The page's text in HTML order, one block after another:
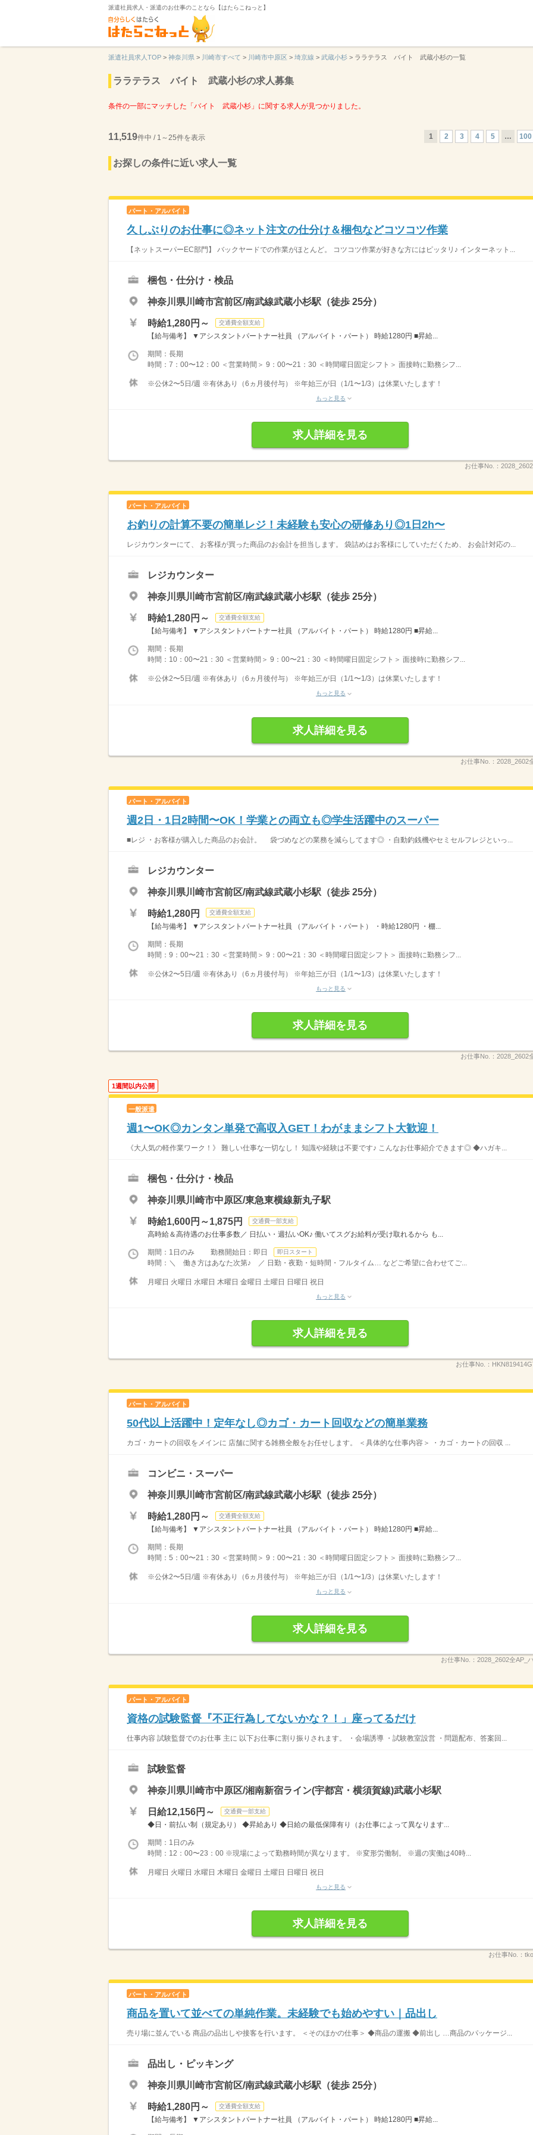
派遣社員求人・派遣のお仕事のことなら【はたらこねっと】
派遣社員求人TOP > 神奈川県 > 川崎市すべて > 川崎市中原区 > 埼京線 > 武蔵小杉 > ララテラス バイト 武蔵小杉の一覧
ララテラス バイト 武蔵小杉の求人募集
条件の一部にマッチした「バイト 武蔵小杉」に関する求人が見つかりました。
11,519件中 / 1～25件を表示 1 2 3 4 5 … 100
お探しの条件に近い求人一覧
パート・アルバイト
久しぶりのお仕事に◎ネット注文の仕分け＆梱包などコツコツ作業
【ネットスーパーEC部門】 バックヤードでの作業がほとんど。 コツコツ作業が好きな方にはピッタリ♪ インターネット...
梱包・仕分け・検品
神奈川県川崎市宮前区/南武線武蔵小杉駅（徒歩 25分）
時給1,280円～ 交通費全額支給
【給与備考】 ▼アシスタントパートナー社員 （アルバイト・パート） 時給1280円 ■昇給...
期間：長期
時間：7：00〜12：00 ＜営業時間＞ 9：00〜21：30 ＜時間曜日固定シフト＞ 面接時に勤務シフ...
※公休2〜5日/週 ※有休あり（6ヵ月後付与） ※年始三が日（1/1〜1/3）は休業いたします！
もっと見る
求人詳細を見る
お仕事No.：
パート・アルバイト
お釣りの計算不要の簡単レジ！未経験も安心の研修あり◎1日2h〜
レジカウンターにて、 お客様が買った商品のお会計を担当します。 袋詰めはお客様にしていただくため、 お会計対応の...
レジカウンター
神奈川県川崎市宮前区/南武線武蔵小杉駅（徒歩 25分）
時給1,280円～ 交通費全額支給
【給与備考】 ▼アシスタントパートナー社員 （アルバイト・パート） 時給1280円 ■昇給...
期間：長期
時間：10：00〜21：30 ＜営業時間＞ 9：00〜21：30 ＜時間曜日固定シフト＞ 面接時に勤務シフ...
※公休2〜5日/週 ※有休あり（6ヵ月後付与） ※年始三が日（1/1〜1/3）は休業いたします！
もっと見る
求人詳細を見る
お仕事No.： 2028_2602
パート・アルバイト
週2日・1日2時間〜OK！学業との両立も◎学生活躍中のスーパー
■レジ ・お客様が購入した商品のお会計。 袋づめなどの業務を減らしてます◎ ・自動釣銭機やセミセルフレジといっ...
レジカウンター
神奈川県川崎市宮前区/南武線武蔵小杉駅（徒歩 25分）
時給1,280円 交通費全額支給
【給与備考】 ▼アシスタントパートナー社員 （アルバイト・パート） ・時給1280円 ・棚...
期間：長期
時間：9：00〜21：30 ＜営業時間＞ 9：00〜21：30 ＜時間曜日固定シフト＞ 面接時に勤務シフ...
※公休2〜5日/週 ※有休あり（6ヵ月後付与） ※年始三が日（1/1〜1/3）は休業いたします！
もっと見る
求人詳細を見る
お仕事No.： 2028_2602
1週間以内公開
一般派遣
週1〜OK◎カンタン単発で高収入GET！わがままシフト大歓迎！
《大人気の軽作業ワーク！》 難しい仕事な一切なし！ 知識や経験は不要です♪ こんなお仕事紹介できます◎ ◆ハガキ...
梱包・仕分け・検品
神奈川県川崎市中原区/東急東横線新丸子駅
時給1,600円～1,875円 交通費一部支給
高時給＆高待遇のお仕事多数／ 日払い・週払いOK♪ 働いてスグお給料が受け取れるから も...
期間：1日のみ 勤務開始日：即日 即日スタート
時間：＼ 働き方はあなた次第♪ ／ 日勤・夜勤・短時間・フルタイム… などご希望に合わせてご...
月曜日 火曜日 水曜日 木曜日 金曜日 土曜日 日曜日 祝日
もっと見る
求人詳細を見る
お仕事No.：
パート・アルバイト
50代以上活躍中！定年なし◎カゴ・カート回収などの簡単業務
カゴ・カートの回収をメインに 店舗に関する雑務全般をお任せします。 ＜具体的な仕事内容＞ ・カゴ・カートの回収 ...
コンビニ・スーパー
神奈川県川崎市宮前区/南武線武蔵小杉駅（徒歩 25分）
時給1,280円～ 交通費全額支給
【給与備考】 ▼アシスタントパートナー社員 （アルバイト・パート） 時給1280円 ■昇給...
期間：長期
時間：5：00〜21：30 ＜営業時間＞ 9：00〜21：30 ＜時間曜日固定シフト＞ 面接時に勤務シフ...
※公休2〜5日/週 ※有休あり（6ヵ月後付与） ※年始三が日（1/1〜1/3）は休業いたします！
もっと見る
求人詳細を見る
お仕事No.： 2028_2602全AP_
パート・アルバイト
資格の試験監督『不正行為してないかな？！」座ってるだけ
仕事内容 試験監督でのお仕事 主に 以下お仕事に割り振りされます。 ・会場誘導 ・試験教室設営 ・問題配布、答案回...
試験監督
神奈川県川崎市中原区/湘南新宿ライン(宇都宮・横須賀線)武蔵小杉駅
日給12,156円～ 交通費一部支給
◆日・前払い制（規定あり） ◆昇給あり ◆日給の最低保障有り（お仕事によって異なります...
期間：1日のみ
時間：12：00〜23：00 ※現場によって勤務時間が異なります。 ※変形労働制。 ※週の実働は40時...
月曜日 火曜日 水曜日 木曜日 金曜日 土曜日 日曜日 祝日
もっと見る
求人詳細を見る
お仕事No.：
パート・アルバイト
商品を置いて並べての単純作業。未経験でも始めやすい｜品出し
売り場に並んでいる 商品の品出しや接客を行います。 ＜そのほかの仕事＞ ◆商品の運搬 ◆前出し …商品のパッケージ...
品出し・ピッキング
神奈川県川崎市宮前区/南武線武蔵小杉駅（徒歩 25分）
時給1,280円～ 交通費全額支給
【給与備考】 ▼アシスタントパートナー社員 （アルバイト・パート） 時給1280円 ■昇給...